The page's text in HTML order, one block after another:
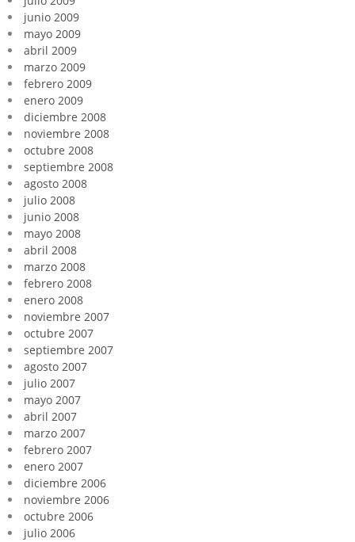
junio 2009
mayo 2009
abril 2009
marzo 2009
febrero 2009
enero 2009
diciembre 2008
noviembre 2008
octubre 2008
septiembre 2008
agosto 2008
julio 2008
junio 2008
mayo 2008
abril 2008
marzo 2008
febrero 2008
enero 2008
noviembre 2007
octubre 2007
septiembre 2007
agosto 2007
julio 2007
mayo 2007
abril 2007
marzo 2007
febrero 2007
enero 2007
diciembre 2006
noviembre 2006
octubre 2006
julio 2006